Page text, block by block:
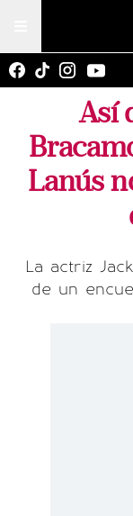
Así
Lanús
La actriz
de un